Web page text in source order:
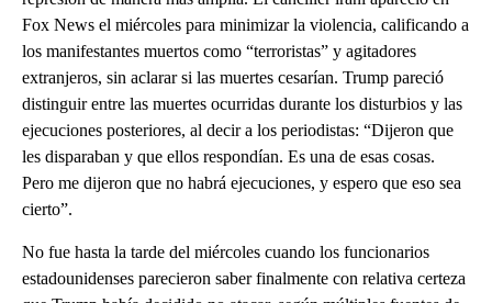
Fox News el miércoles para minimizar la violencia, calificando a
los manifestantes muertos como “terroristas” y agitadores
extranjeros, sin aclarar si las muertes cesarían. Trump pareció
distinguir entre las muertes ocurridas durante los disturbios y las
ejecuciones posteriores, al decir a los periodistas: “Dijeron que
les disparaban y que ellos respondían. Es una de esas cosas.
Pero me dijeron que no habrá ejecuciones, y espero que eso sea
cierto”.
No fue hasta la tarde del miércoles cuando los funcionarios
estadounidenses parecieron saber finalmente con relativa certeza